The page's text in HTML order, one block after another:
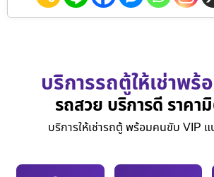
บริการรถตู้ให้เช่าพ
รถสวย บริการดี ราคา
บริการให้เช่ารถตู้ พร้อมคนขับ VIP